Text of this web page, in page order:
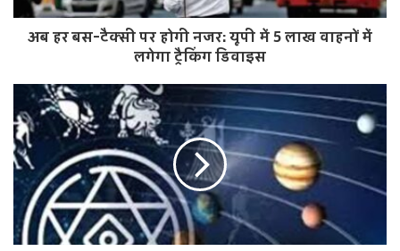
अब हर बस-टैक्सी पर होगी नजर: यूपी में 5 लाख वाहनों में
लगेगा ट्रैकिंग डिवाइस